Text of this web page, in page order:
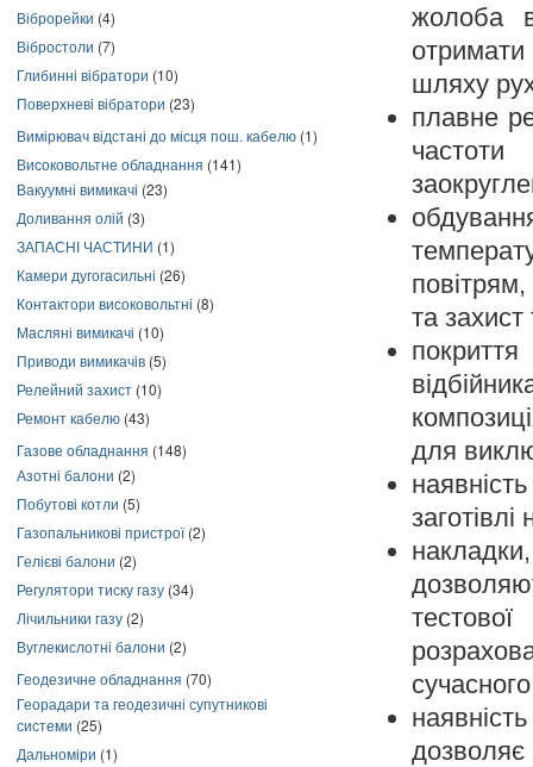
Віброрейки (4)
Вібростоли (7)
Глибинні вібратори (10)
Поверхневі вібратори (23)
Вимірювач відстані до місця пош. кабелю (1)
Високовольтне обладнання (141)
Вакуумні вимикачі (23)
Доливання олій (3)
ЗАПАСНІ ЧАСТИНИ (1)
Камери дугогасильні (26)
Контактори високовольтні (8)
Масляні вимикачі (10)
Приводи вимикачів (5)
Релейний захист (10)
Ремонт кабелю (43)
Газове обладнання (148)
Азотні балони (2)
Побутові котли (5)
Газопальникові пристрої(2)
Гелієві балони (2)
Регулятори тиску газу (34)
Лічильники газу (2)
Вуглекислотні балони (2)
Геодезичне обладнання (70)
Георадари та геодезичні супутникові
системи (25)
Дальноміри (1)
жолоба
шляху
плавне
та захист
для
заготівлі